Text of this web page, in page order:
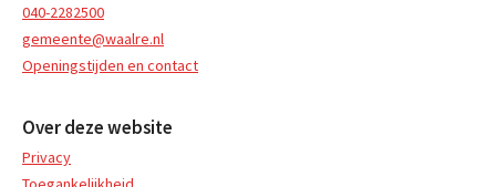
040-2282500
gemeente@waalre.nl
Openingstijden en contact
Over deze website
Privacy